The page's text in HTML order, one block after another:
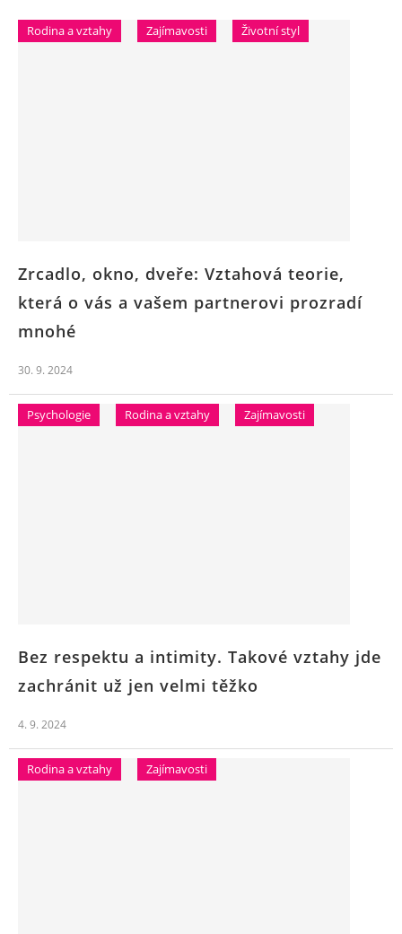
Rodina a vztahy Zajímavosti Životní styl
Zrcadlo, okno, dveře: Vztahová teorie,
která o vás a vašem partnerovi prozradí
mnohé
30. 9. 2024
Psychologie Rodina a vztahy Zajímavosti
Bez respektu a intimity. Takové vztahy jde
zachránit už jen velmi těžko
4. 9. 2024
Rodina a vztahy Zajímavosti